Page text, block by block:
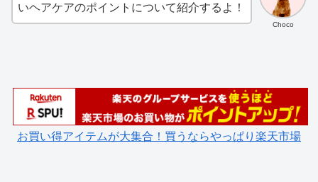
Choco
いヘアケアのポイントについて紹介するよ！
お買い得アイテムが大集合！買うならやっぱり楽天市場